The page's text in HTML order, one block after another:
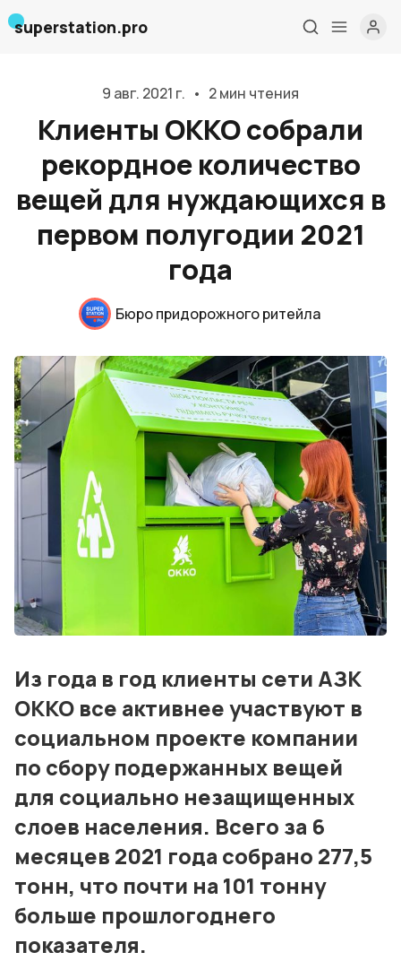
Главная
Консалтинг и обучение
Блог
События
Контакты
Лучшие АЗС мира
Мнения
Условия использования материалов
Политика конфиденциальности и cookie
superstation.pro
9 авг. 2021 г. • 2 мин чтения
Клиенты OKKO собрали
рекордное количество
вещей для нуждающихся в
первом полугодии 2021
года
Бюро придорожного ритейла
Из года в год клиенты сети АЗК
ОККО все активнее участвуют в
социальном проекте компании
по сбору подержанных вещей
для социально незащищенных
слоев населения. Всего за 6
месяцев 2021 года собрано 277,5
тонн, что почти на 101 тонну
больше прошлогоднего
показателя.